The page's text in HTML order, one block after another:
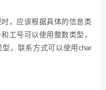
，应该根据具体的信息类
工号可以使用整数类型，
，联系方式可以使用char